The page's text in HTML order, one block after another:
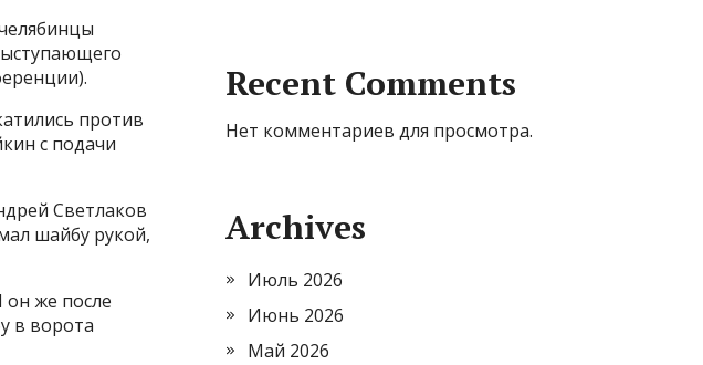
против
с подачи
Светлаков
шайбу рукой,
же после
в ворота
Recent Comments
Нет комментариев для просмотра.
Archives
Июль 2026
Июнь 2026
Май 2026